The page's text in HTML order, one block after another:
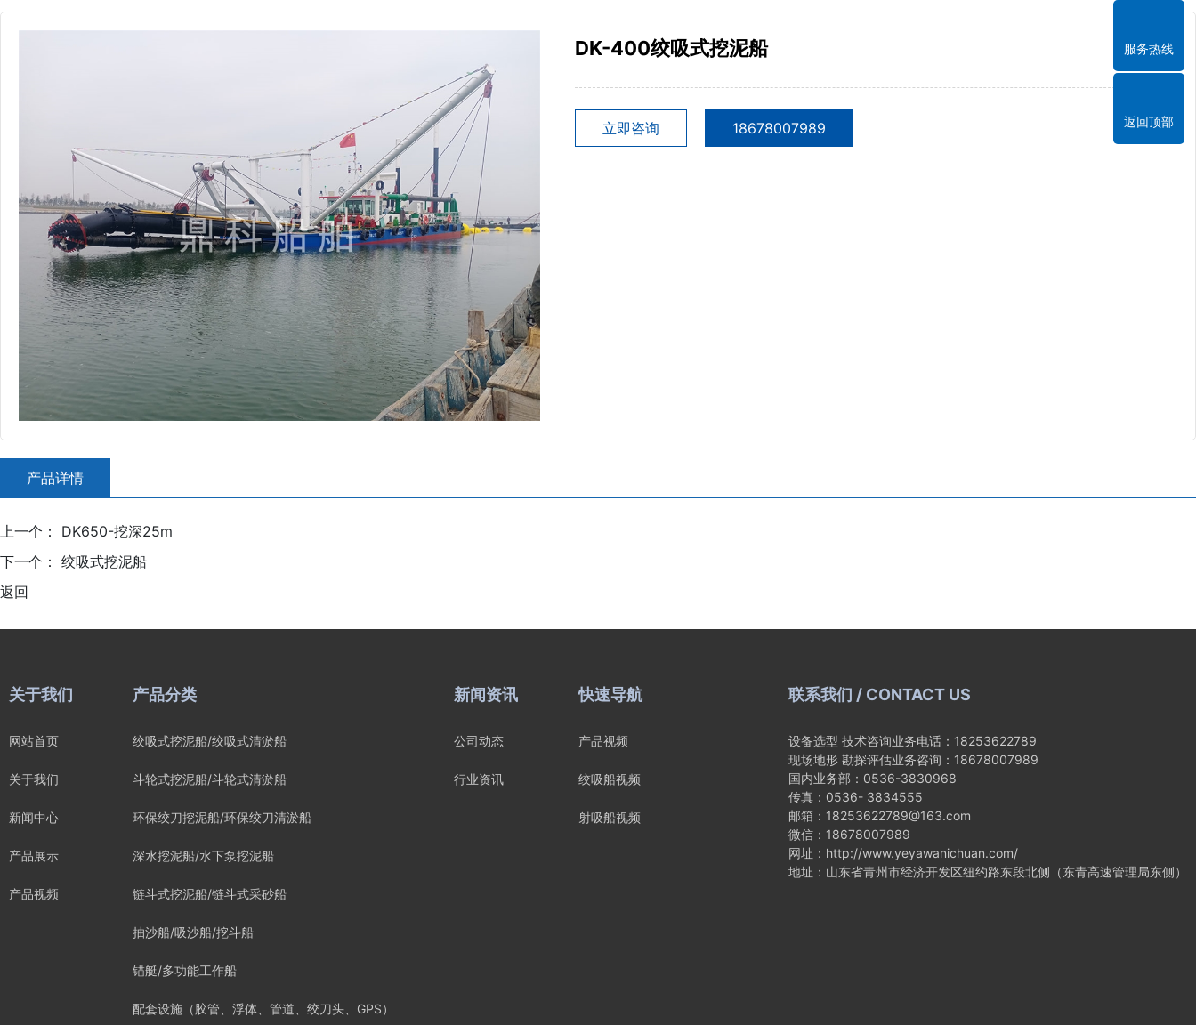
DK-400绞吸式挖泥船
立即咨询 18678007989
产品详情
上一个：
DK650-挖深25m
下一个： 绞吸式挖泥船
返回
服务热线
返回顶部
关于我们
网站首页
关于我们
新闻中心
产品展示
产品视频
产品分类
绞吸式挖泥船/绞吸式清淤船
斗轮式挖泥船/斗轮式清淤船
环保绞刀挖泥船/环保绞刀清淤船
深水挖泥船/水下泵挖泥船
链斗式挖泥船/链斗式采砂船
抽沙船/吸沙船/挖斗船
锚艇/多功能工作船
配套设施（胶管、浮体、管道、绞刀头、GPS）
新闻资讯
公司动态
行业资讯
快速导航
产品视频
绞吸船视频
射吸船视频
联系我们 / CONTACT US
设备选型 技术咨询业务电话：18253622789
现场地形 勘探评估业务咨询：18678007989
国内业务部：0536-3830968
传真：0536- 3834555
邮箱：18253622789@163.com
微信：18678007989
网址：http://www.yeyawanichuan.com/
地址：山东省青州市经济开发区纽约路东段北侧（东青高速管理局东侧）